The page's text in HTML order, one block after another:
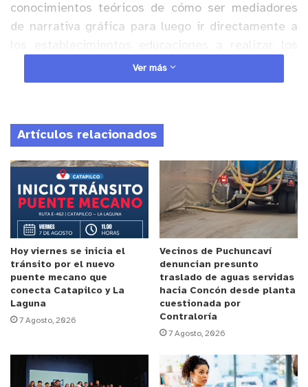
conocimientos teóricos de cómo ser mediadores
de narrativa gráfica para luego ir directamente a
La narrativa gráfica es un género narrativo basado
en la composición visual para construir una
estructura narrativa con el uso de secuencia de
imágenes y textos para contar una historia.
La académica y directora del proyecto, Carolina
González, señaló que “esta iniciativa contribuye al
fortalecimiento de nuestra vinculación con el
medio, ya que acudimos directamente a los
colegios para entregar esta propuesta formativa,
en donde estudiantes de Educación Media tendrán
la posibilidad de leer obras narrativas
están formando en nuestras aulas “.
Ver más
Artículos relacionados
Hoy viernes se inicia el
tránsito por el nuevo
puente mecano que
conecta Catapilco y La
Laguna
7 Agosto, 2026
Vecinos de Puchuncaví
denuncian presunto
traslado de aguas servidas
hacia Concón desde planta
cuestionada por
Contraloría
7 Agosto, 2026